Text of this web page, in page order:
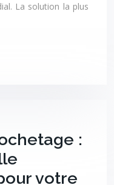
La solution la plus
:
votre